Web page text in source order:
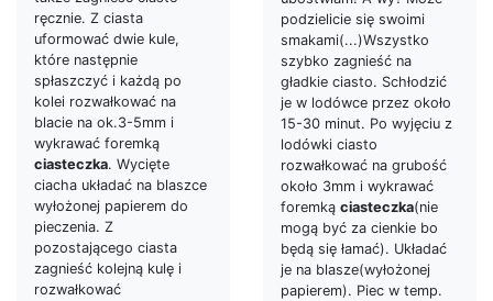
ręcznie. Z ciasta
uformować dwie kule,
które następnie
spłaszczyć i każdą po
kolei rozwałkować na
blacie na ok.3-5mm i
wykrawać foremką
ciasteczka. Wycięte
ciacha układać na blaszce
wyłożonej papierem do
pieczenia. Z
pozostającego ciasta
zagnieść kolejną kulę i
rozwałkować
podzielicie się swoimi
smakami(...)Wszystko
szybko zagnieść na
gładkie ciasto. Schłodzić
je w lodówce przez około
15-30 minut. Po wyjęciu z
lodówki ciasto
rozwałkować na grubość
około 3mm i wykrawać
foremką ciasteczka(nie
mogą być za cienkie bo
będą się łamać). Układać
je na blasze(wyłożonej
papierem). Piec w temp.